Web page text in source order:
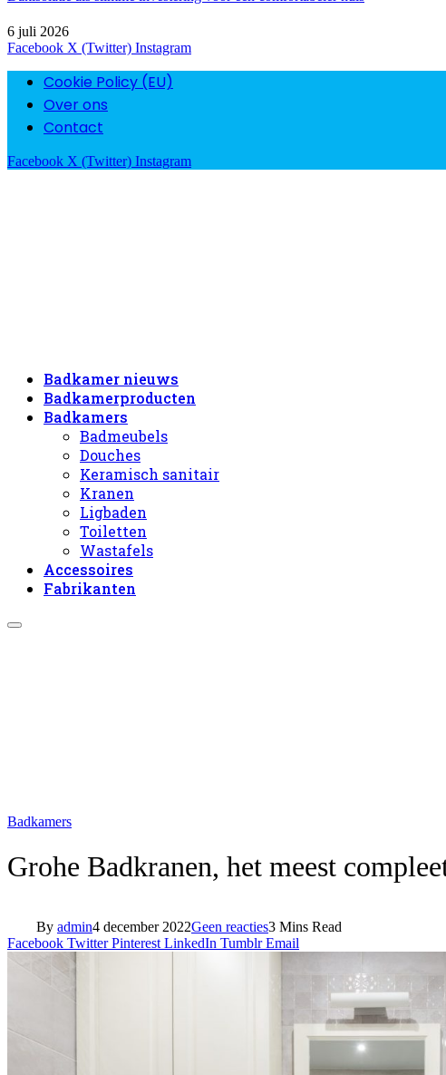
6 juli 2026
Facebook X (Twitter) Instagram
Cookie Policy (EU)
Over ons
Contact
Facebook X (Twitter) Instagram
Badkamer nieuws
Badkamerproducten
Badkamers
Badmeubels
Douches
Keramisch sanitair
Kranen
Ligbaden
Toiletten
Wastafels
Accessoires
Fabrikanten
Badkamers
Grohe Badkranen, het meest
By admin4 december 2022Geen reacties3 Mins Read
Facebook Twitter Pinterest LinkedIn Tumblr Email